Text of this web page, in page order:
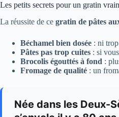
Les petits secrets pour un gratin
La réussite de ce gratin de pâtes
Béchamel bien dosée : ni
Pâtes pas trop cuites : si
Brocolis égouttés à fond :
Fromage de qualité : un
Née dans les Deux-